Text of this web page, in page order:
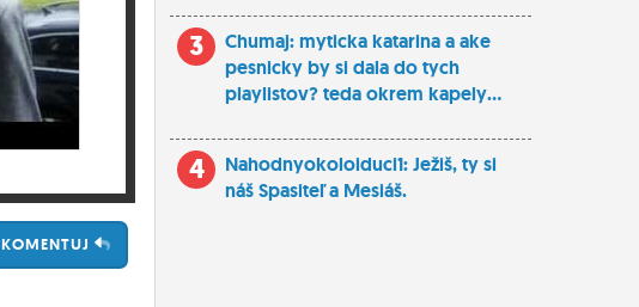
KOMENTUJ
3
Chumaj: myticka katarina a ake
pesnicky by si dala do tych
playlistov? teda okrem kapely...
4
Nahodnyokoloiduci1: Ježiš, ty si
náš Spasiteľ a Mesiáš.